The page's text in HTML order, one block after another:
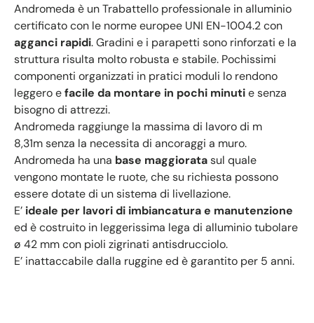
Andromeda è un Trabattello professionale in alluminio
certificato con le norme europee UNI EN-1004.2 con
agganci rapidi. Gradini e i parapetti sono rinforzati e la
struttura risulta molto robusta e stabile. Pochissimi
componenti organizzati in pratici moduli lo rendono
leggero efacile da montare in pochi minutie senza
bisogno di attrezzi.
Andromeda raggiunge la massima di lavoro di m
8,31m senza la necessita di ancoraggi a muro.
Andromeda ha una base maggioratasul quale
vengono montate le ruote, che su richiesta possono
essere dotate di un sistema di livellazione.
E’ ideale per lavori di imbiancatura e manutenzione
ed è costruito in leggerissima lega di alluminio tubolare
ø 42 mm con pioli zigrinati antisdrucciolo.
E’ inattaccabile dalla ruggine ed è garantito per 5 anni.